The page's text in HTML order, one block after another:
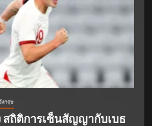
งกฤษ
สถิติการเซ็นสัญญากับเบธ